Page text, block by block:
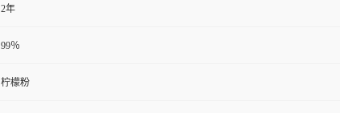
2年
99％
柠檬粉